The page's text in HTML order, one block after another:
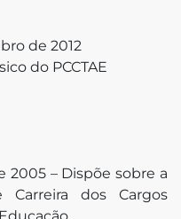
de 2012
do PCCTAE
2005 – Dispõe sobre a
dos Cargos